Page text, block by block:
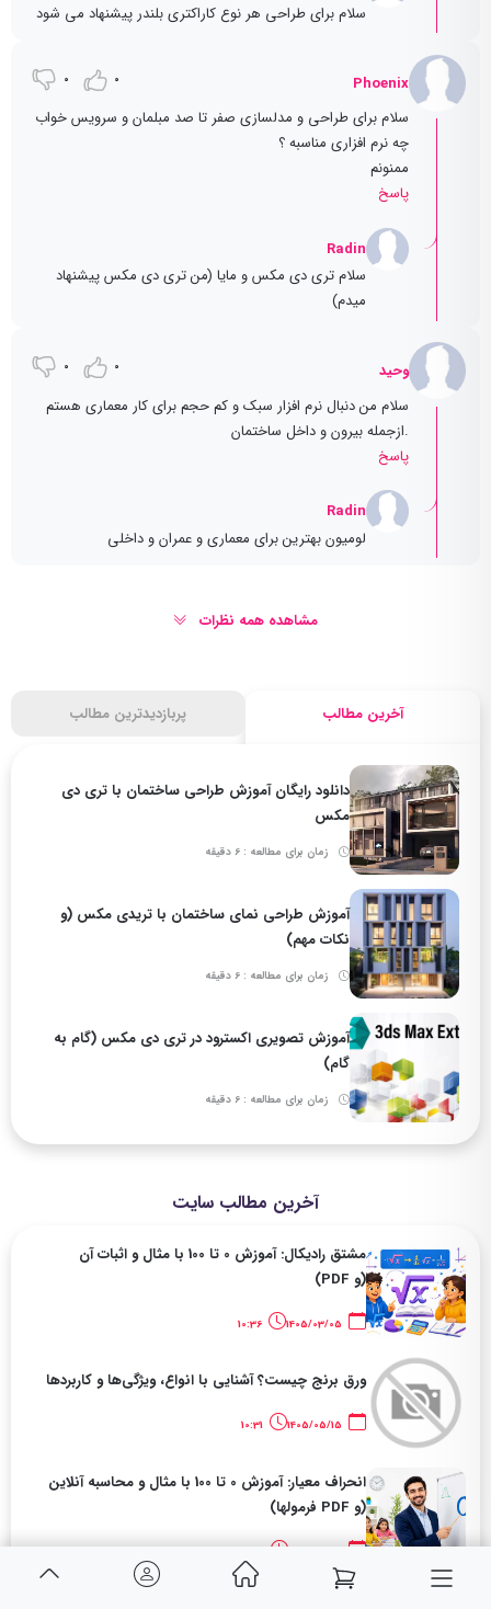
آخرین مطالب پربازدیدترین مطالب
دانلود رایگان آموزش طراحی ساختمان با تری دی
مکس
زمان برای مطالعه : 6 دقیقه
آموزش طراحی نمای ساختمان با تریدی مکس (و
نکات مهم)
زمان برای مطالعه : 6 دقیقه
آموزش تصویری اکسترود در تری دی مکس (گام به
گام)
زمان برای مطالعه : 6 دقیقه
آخرین مطالب سایت
مشتق رادیکال: آموزش 0 تا 100 با مثال و اثبات آن
(و PDF)
10:36
ورق برنج چیست؟ آشنایی با انواع، ویژگی‌ها و کاربردها
انحراف معیار: آموزش 0 تا 100 با مثال و محاسبه آنلاین
(و PDF فرمولها)
سلام برای طراحی هر نوع کاراکتری بلندر پیشنهاد می شود
Phoenix
0
0
سلام برای طراحی و مدلسازی صفر تا صد مبلمان و سرویس خواب
چه نرم افزاری مناسبه ؟
ممنونم
پاسخ
Radin
سلام تری دی مکس و مایا (من تری دی مکس پیشنهاد
میدم)
وحید 0
0
سلام من دنبال نرم افزار سبک و کم حجم برای کار معماری هستم
.ازجمله بیرون و داخل ساختمان
پاسخ
Radin
لومیون بهترین برای معماری و عمران و داخلی
مشاهده همه نظرات